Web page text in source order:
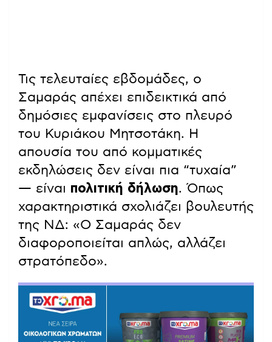
Τις τελευταίες εβδομάδες, ο
Σαμαράς απέχει επιδεικτικά από
δημόσιες εμφανίσεις στο πλευρό
του Κυριάκου Μητσοτάκη. Η
απουσία του από κομματικές
εκδηλώσεις δεν είναι πια “τυχαία”
— είναι πολιτική δήλωση. Όπως
χαρακτηριστικά σχολιάζει βουλευτής
της ΝΔ: «Ο Σαμαράς δεν
διαφοροποιείται απλώς, αλλάζει
στρατόπεδο».